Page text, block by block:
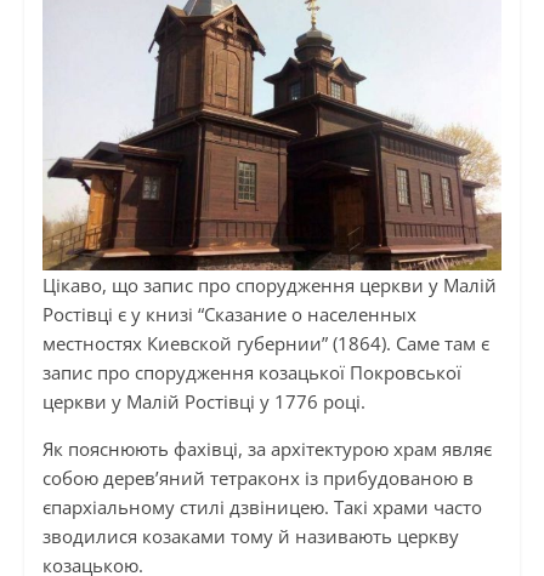
Цікаво, що запис про спорудження церкви у Малій
Ростівці є у книзі “Сказание о населенных
местностях Киевской губернии” (1864). Саме там є
запис про спорудження козацької Покровської
церкви у Малій Ростівці у 1776 році.
Як пояснюють фахівці, за архітектурою храм являє
собою дерев’яний тетраконх із прибудованою в
єпархіальному стилі дзвіницею. Такі храми часто
зводилися козаками тому й називають церкву
козацькою.